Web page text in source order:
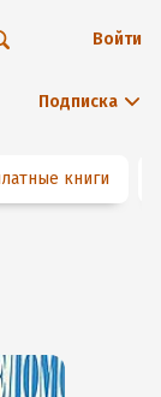
Подписка
Войти
книги